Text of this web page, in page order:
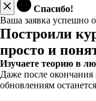
Спасибо!
Ваша заявка успешно
Построили
просто и
Изучаете теорию в
Даже после
обновлениям